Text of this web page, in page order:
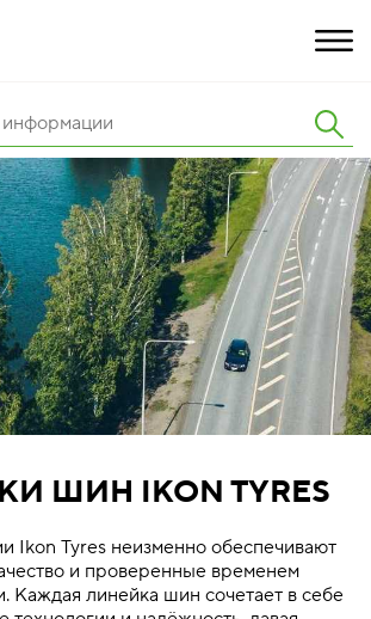
ГАРАНТИЯ
ШИН IKON TYRES
Ikon Tyres неизменно обеспечивают
и проверенные временем
Каждая линейка шин сочетает в себе